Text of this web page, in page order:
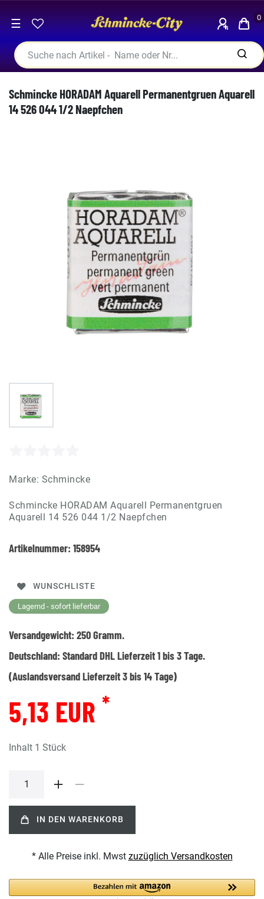
☰ 0
Schmincke HORADAM Aquarell Permanentgruen Aquarell
14 526 044 1/2 Naepfchen
Marke: Schmincke
Schmincke HORADAM Aquarell Permanentgruen
Aquarell 14 526 044 1/2 Naepfchen
Artikelnummer: 158954
WUNSCHLISTE
Lagernd - sofort lieferbar
Versandgewicht: 250Gramm.
Deutschland: Standard DHL Lieferzeit 1 bis 3 Tage.
(Auslandsversand Lieferzeit 3 bis 14 Tage)
5,13 EUR *
Inhalt 1 Stück
IN DEN WARENKORB
* Alle Preise inkl. Mwst zuzüglich Versandkosten